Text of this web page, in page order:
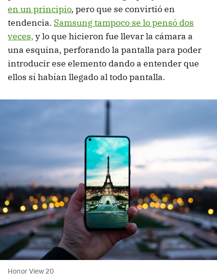
en un principio, pero que se convirtió en
tendencia. Samsung tampoco se lo pensó dos
veces, y lo que hicieron fue llevar la cámara a
una esquina, perforando la pantalla para poder
introducir ese elemento dando a entender que
ellos sí habían llegado al todo pantalla.
Honor View 20